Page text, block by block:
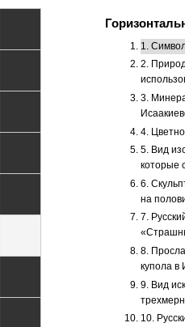
1.
2.
3.
4.
5. Вид
которые
6.
на
7.
8.
купола в
9. Вид
10.